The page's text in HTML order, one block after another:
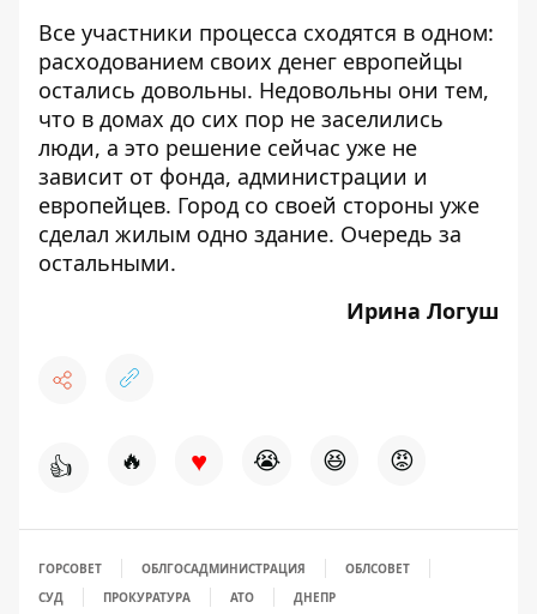
Все участники процесса сходятся в одном:
расходованием своих денег европейцы
остались довольны. Недовольны они тем,
что в домах до сих пор не заселились
люди, а это решение сейчас уже не
зависит от фонда, администрации и
европейцев. Город со своей стороны уже
сделал жилым одно здание. Очередь за
остальными.
Ирина Логуш
👍 🔥 ♥ 😭 😆 😡
ГОРСОВЕТ ОБЛГОСАДМИНИСТРАЦИЯ
ОБЛСОВЕТ
СУД
ПРОКУРАТУРА АТО ДНЕПР